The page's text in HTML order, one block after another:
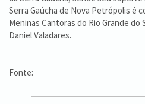
Serra Gaúcha de Nova Petrópolis é
Meninas Cantoras do Rio Grande do
Daniel Valadares.
Fonte: